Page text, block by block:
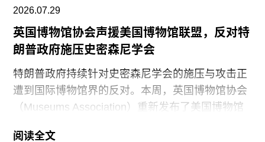
2026.07.29
英国博物馆协会声援美国博物馆联盟，反对特
朗普政府施压史密森尼学会
特朗普政府持续针对史密森尼学会的施压与攻击正
遭到国际博物馆界的反对。本周，英国博物馆协会
（Museums Association）重新发布了美国博物馆
阅读全文